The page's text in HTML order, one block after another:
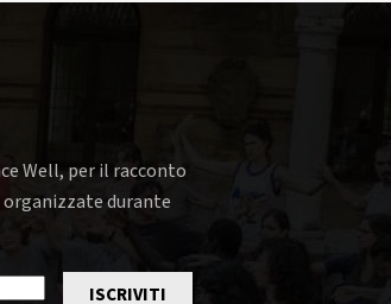
Well, per il racconto
durante
ISCRIVITI